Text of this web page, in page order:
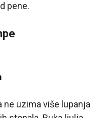
pene.
ne uzima više lupanja